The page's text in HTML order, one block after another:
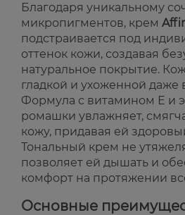
Благодаря уникальному
микропигментов, крем
подстраивается под
оттенок кожи, создавая
натуральное покрытие.
гладкой и ухоженной даже
Формула с витамином Е и
ромашки увлажняет,
кожу, придавая ей
Тональный крем не
позволяет ей дышать и
комфорт на протяжении
Основные